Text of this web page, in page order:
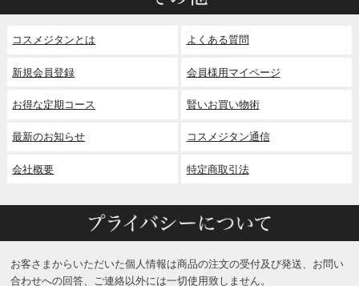
コスメジタンとは
新規会員登録
お得な定期コース
最新のお知らせ
会社概要
よくある質問
会員様用マイページ
賢いお買い物術
コスメジタン通信
特定商取引法
お客さまからいただいた個人情報は商品の注文の受付及び発送、お問い
合わせへの回答、ご連絡以外には一切使用致しません。